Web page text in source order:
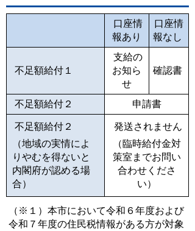
口座情
報あり
口座情
報なし
不足額給付１
支給の
お知ら
せ
確認書
不足額給付２ 申請書
不足額給付２
（地域の実情によ
りやむを得ないと
内閣府が認める場
合）
発送されません
（臨時給付金対
策室までお問い
合わせくださ
い）
（※１）本市において令和６年度および
令和７年度の住民税情報がある方が対象